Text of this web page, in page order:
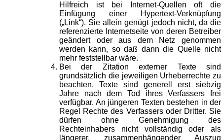
Hilfreich ist bei Internet-Quellen oft die
Einfügung einer Hypertext-Verknüpfung
(„Link“). Sie allein genügt jedoch nicht, da die
referenzierte Internetseite von deren Betreiber
geändert oder aus dem Netz genommen
werden kann, so daß dann die Quelle nicht
mehr feststellbar wäre.
Bei der Zitation externer Texte sind
grundsätzlich die jeweiligen Urheberrechte zu
beachten. Texte sind generell erst siebzig
Jahre nach dem Tod ihres Verfassers frei
verfügbar. An jüngeren Texten bestehen in der
Regel Rechte des Verfassers oder Dritter. Sie
dürfen ohne Genehmigung des
Rechteinhabers nicht vollständig oder als
längerer, zusammenhängender Auszug